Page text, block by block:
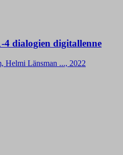
4 dialogien digitallenne
Helmi Länsman ..., 2022